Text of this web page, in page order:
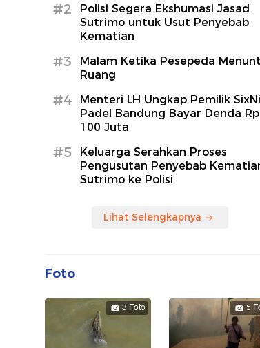
#2
Polisi Segera Ekshumasi Jasad
Sutrimo untuk Usut Penyebab
Kematian
#3
Malam Ketika Pesepeda
Ruang
#4
Menteri LH Ungkap Pemilik
Padel Bandung Bayar Denda Rp
100 Juta
#5
Keluarga Serahkan Proses
Pengusutan Penyebab
Sutrimo ke Polisi
Lihat Selengkapnya
Foto
3 Foto 5